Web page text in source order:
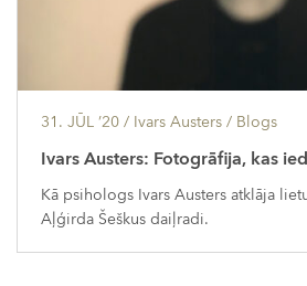
31. JŪL ’20 / Ivars Austers / Blogs
Ivars Austers: Fotogrāfija, kas
Kā psihologs Ivars Austers atklāja
Aļģirda Šeškus daiļradi.